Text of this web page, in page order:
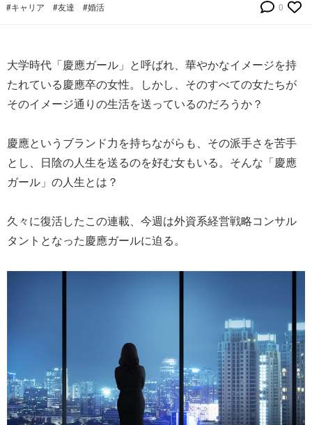
#キャリア #友達 #婚活 0
大学時代「慶應ガール」と呼ばれ、華やかなイメージを持
たれている慶應卒の女性。しかし、そのすべての女たちが
そのイメージ通りの生活を送っているのだろうか？
慶應というブランド力を持ちながらも、その派手さを苦手
とし、日陰の人生を送るのを好む女もいる。そんな「慶應
ガール」の人生とは？
久々に復活したこの連載、今週は外資系経営戦略コンサル
タントとなった慶應ガールに迫る。